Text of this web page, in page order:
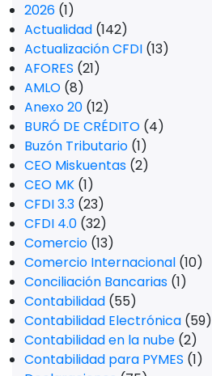
2026 (1)
Actualidad (142)
Actualización CFDI (13)
AFORES (21)
AMLO (8)
Anexo 20 (12)
BURÓ DE CRÉDITO (4)
Buzón Tributario (1)
CEO Miskuentas (2)
CEO MK (1)
CFDI 3.3 (23)
CFDI 4.0 (32)
Comercio (13)
Comercio Internacional (10)
Conciliación Bancarias (1)
Contabilidad (55)
Contabilidad Electrónica (59)
Contabilidad en la nube (2)
Contabilidad para PYMES (1)